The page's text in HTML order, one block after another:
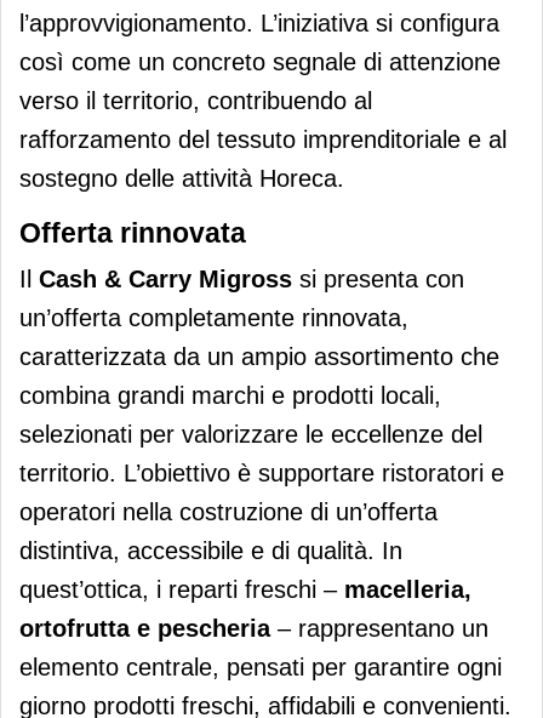
l’approvvigionamento. L’iniziativa si configura
così come un concreto segnale di attenzione
verso il territorio, contribuendo al
rafforzamento del tessuto imprenditoriale e al
sostegno delle attività Horeca.
Offerta rinnovata
Il Cash & Carry Migross si presenta con
un’offerta completamente rinnovata,
caratterizzata da un ampio assortimento che
combina grandi marchi e prodotti locali,
selezionati per valorizzare le eccellenze del
territorio. L’obiettivo è supportare ristoratori e
operatori nella costruzione di un’offerta
distintiva, accessibile e di qualità. In
quest’ottica, i reparti freschi – macelleria,
ortofrutta e pescheria– rappresentano un
elemento centrale, pensati per garantire ogni
giorno prodotti freschi, affidabili e convenienti.